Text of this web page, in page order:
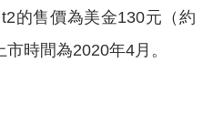
的售價為美金130元（約
時間為2020年4月。